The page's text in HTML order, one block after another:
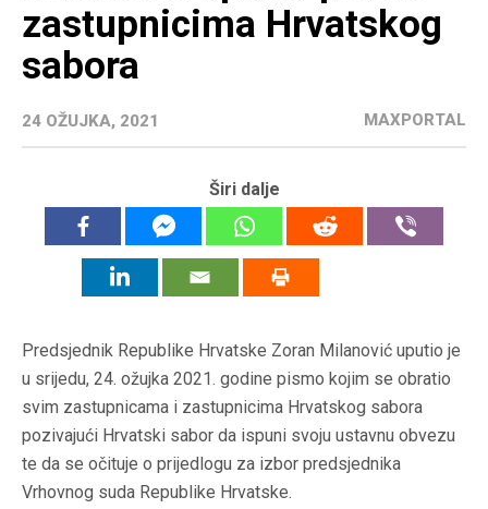
zastupnicima Hrvatskog
sabora
24 OŽUJKA, 2021 MAXPORTAL
Širi dalje
Predsjednik Republike Hrvatske Zoran Milanović uputio je
u srijedu, 24. ožujka 2021. godine pismo kojim se obratio
svim zastupnicama i zastupnicima Hrvatskog sabora
pozivajući Hrvatski sabor da ispuni svoju ustavnu obvezu
te da se očituje o prijedlogu za izbor predsjednika
Vrhovnog suda Republike Hrvatske.